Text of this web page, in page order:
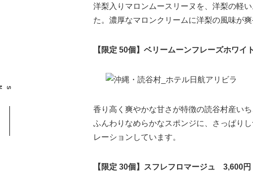
洋梨入りマロンムースリーヌを、洋梨の軽
た。濃厚なマロンクリームに洋梨の風味が
【限定 50個】ベリームーンフレーズホワ
香り高く爽やかな甘さが特徴の読谷村産い
ふんわりなめらかなスポンジに、さっぱり
レーションしています。
【限定 30個】スフレフロマージュ 3,600円